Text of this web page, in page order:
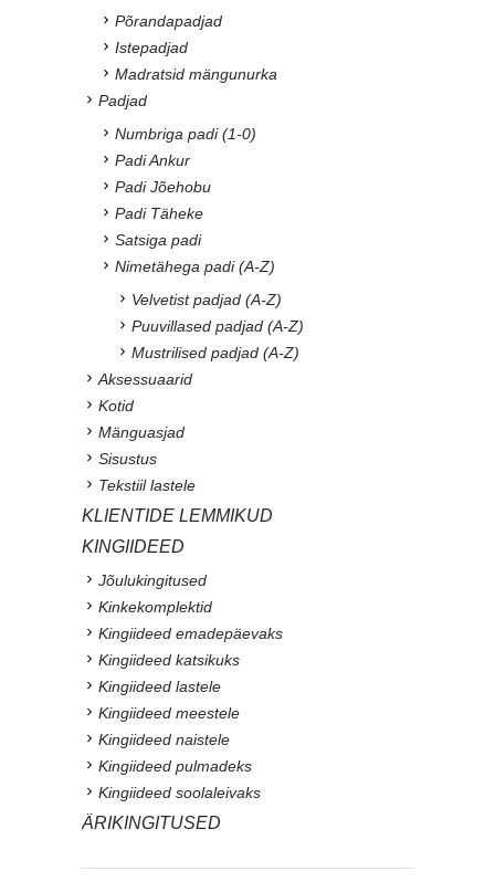
Põrandapadjad
Istepadjad
Madratsid mängunurka
Padjad
Numbriga padi (1-0)
Padi Ankur
Padi Jõehobu
Padi Täheke
Satsiga padi
Nimetähega padi (A-Z)
Velvetist padjad (A-Z)
Puuvillased padjad (A-Z)
Mustrilised padjad (A-Z)
Aksessuaarid
Kotid
Mänguasjad
Sisustus
Tekstiil lastele
KLIENTIDE LEMMIKUD
KINGIIDEED
Jõulukingitused
Kinkekomplektid
Kingiideed emadepäevaks
Kingiideed katsikuks
Kingiideed lastele
Kingiideed meestele
Kingiideed naistele
Kingiideed pulmadeks
Kingiideed soolaleivaks
ÄRIKINGITUSED